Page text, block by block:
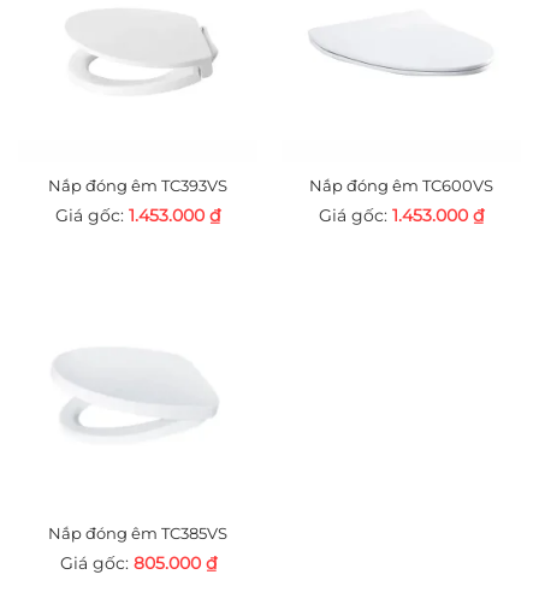
Nắp đóng êm TC393VS
1.453.000 ₫
Nắp đóng êm TC600VS
1.453.000 ₫
Nắp đóng êm TC385VS
805.000 ₫